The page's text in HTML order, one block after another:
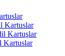
Kartuslar
Kartuşlar
Kartuslar